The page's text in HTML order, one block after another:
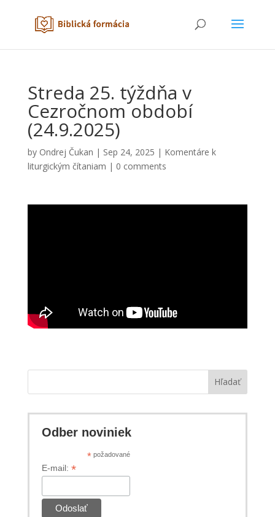
Streda 25. týždňa v
Cezročnom období
(24.9.2025)
by Ondrej Čukan | Sep 24, 2025 | Komentáre k
liturgickým čítaniam | 0 comments
Hľadať
Odber noviniek
*požadované
E-mail: *